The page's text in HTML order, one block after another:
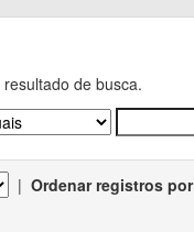
de busca.
| Ordenar registros por